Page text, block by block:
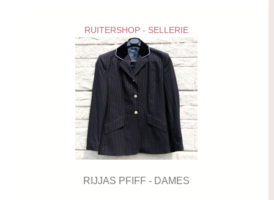
RUITERSHOP - SELLERIE
RIJJAS PFIFF - DAMES